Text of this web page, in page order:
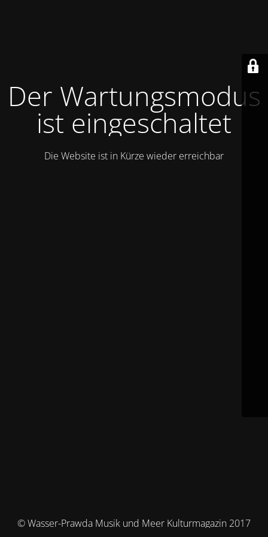
Der Wartungsmodus
ist eingeschaltet
Die Website ist in Kürze wieder erreichbar
© Wasser-Prawda Musik und Meer Kulturmagazin 2017